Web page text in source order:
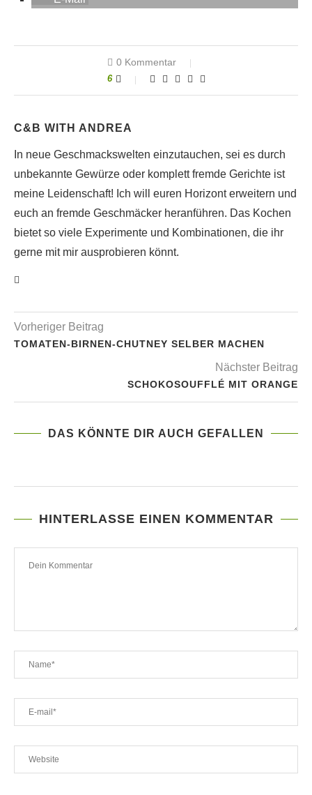
0 Kommentar
6
C&B WITH ANDREA
In neue Geschmackswelten einzutauchen, sei es durch
unbekannte Gewürze oder komplett fremde Gerichte ist
meine Leidenschaft! Ich will euren Horizont erweitern und
euch an fremde Geschmäcker heranführen. Das Kochen
bietet so viele Experimente und Kombinationen, die ihr
gerne mit mir ausprobieren könnt.
Vorheriger Beitrag
TOMATEN-BIRNEN-CHUTNEY SELBER MACHEN
Nächster Beitrag
SCHOKOSOUFFLÉ MIT ORANGE
DAS KÖNNTE DIR AUCH GEFALLEN
HINTERLASSE EINEN KOMMENTAR